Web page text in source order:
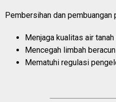
Pembersihan dan pembuangan
Menjaga kualitas air
Mencegah limbah
Mematuhi regulasi